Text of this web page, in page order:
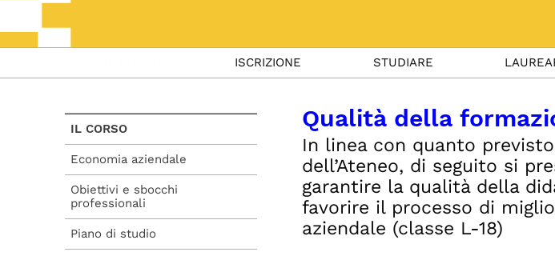
ISCRIZIONE STUDIARE
Qualità della
In linea con quanto
dell’Ateneo, di seguito si
garantire la qualità della
favorire il processo di
aziendale (classe L-18)
IL CORSO
Economia aziendale
Obiettivi e sbocchi
professionali
Piano di studio